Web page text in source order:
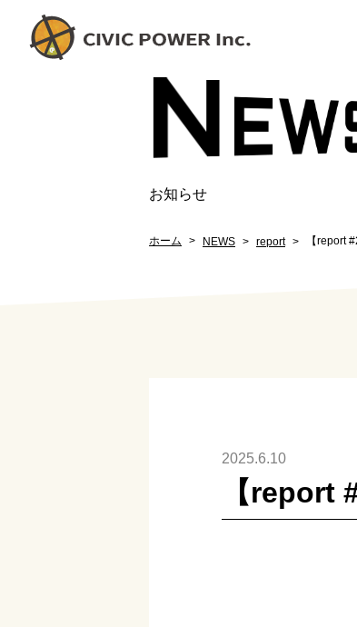
N
お知らせ
ホーム NEWS report 【report
2025.6.10
【report